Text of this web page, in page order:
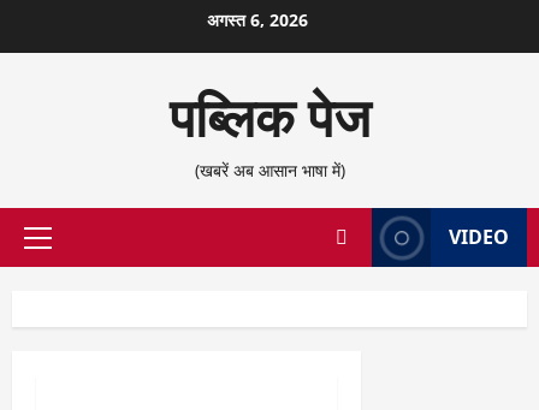
सामग्री
अगस्त 6, 2026
पब्लिक पेज
(खबरें अब आसान भाषा में)
प्राथमिक
VIDEO